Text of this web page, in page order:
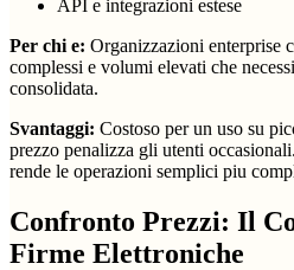
API e integrazioni estese
Per chi e: Organizzazioni enterprise
complessi e volumi elevati che
consolidata.
Svantaggi: Costoso per un uso su
prezzo penalizza gli utenti
rende le operazioni semplici piu
Confronto Prezzi: Il
Firme Elettroniche